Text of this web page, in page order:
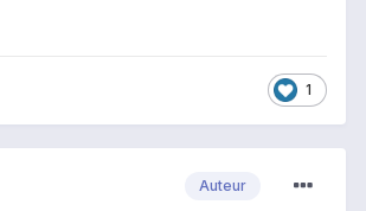
1
Auteur